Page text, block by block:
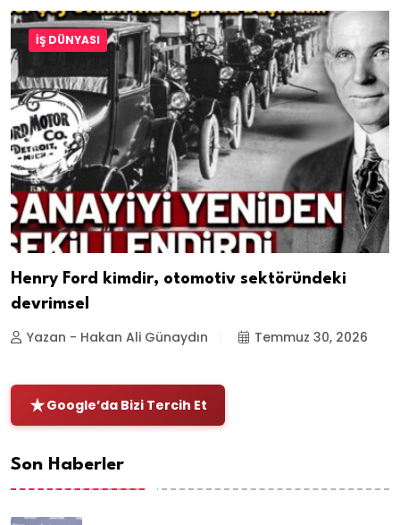
İŞ DÜNYASI
Henry Ford kimdir, otomotiv sektöründeki
devrimsel
Yazan - Hakan Ali Günaydın Temmuz 30, 2026
Google’da Bizi Tercih Et
Son Haberler